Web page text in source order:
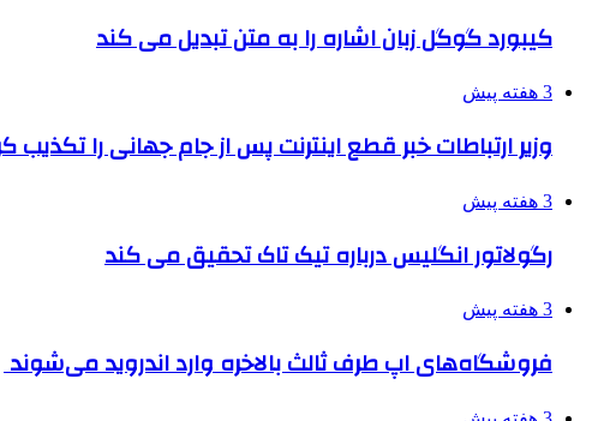
کیبورد گوگل زبان اشاره را به متن تبدیل می کند
3 هفته پیش
وزیر ارتباطات خبر قطع اینترنت پس از جام جهانی را تکذیب
3 هفته پیش
رگولاتور انگلیس درباره تیک تاک تحقیق می کند
3 هفته پیش
فروشگاه‌های اپ طرف ثالث بالاخره وارد اندروید می‌شوند